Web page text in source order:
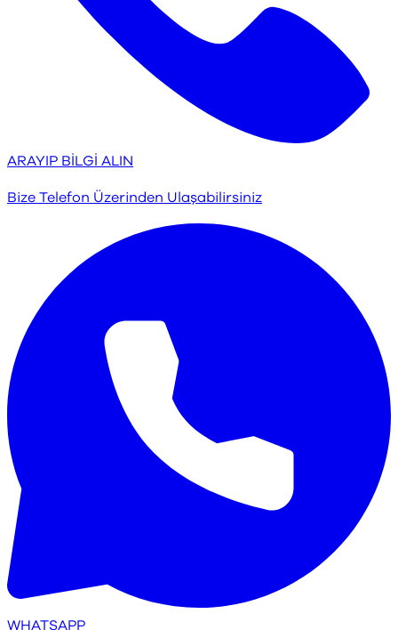
ARAYIP BİLGİ ALIN
Bize Telefon Üzerinden Ulaşabilirsiniz
WHATSAPP